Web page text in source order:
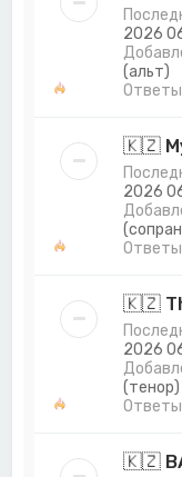
2026
(альт)
🇰🇿
2026
🇰🇿
2026
(тенор)
🇰🇿